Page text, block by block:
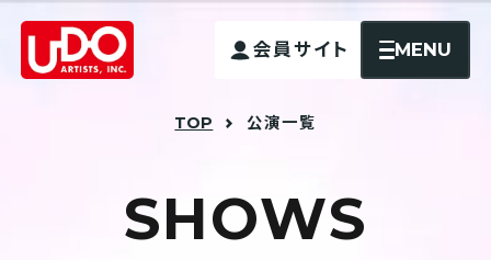
会員サイト MENU
TOP 公演一覧
SHOWS